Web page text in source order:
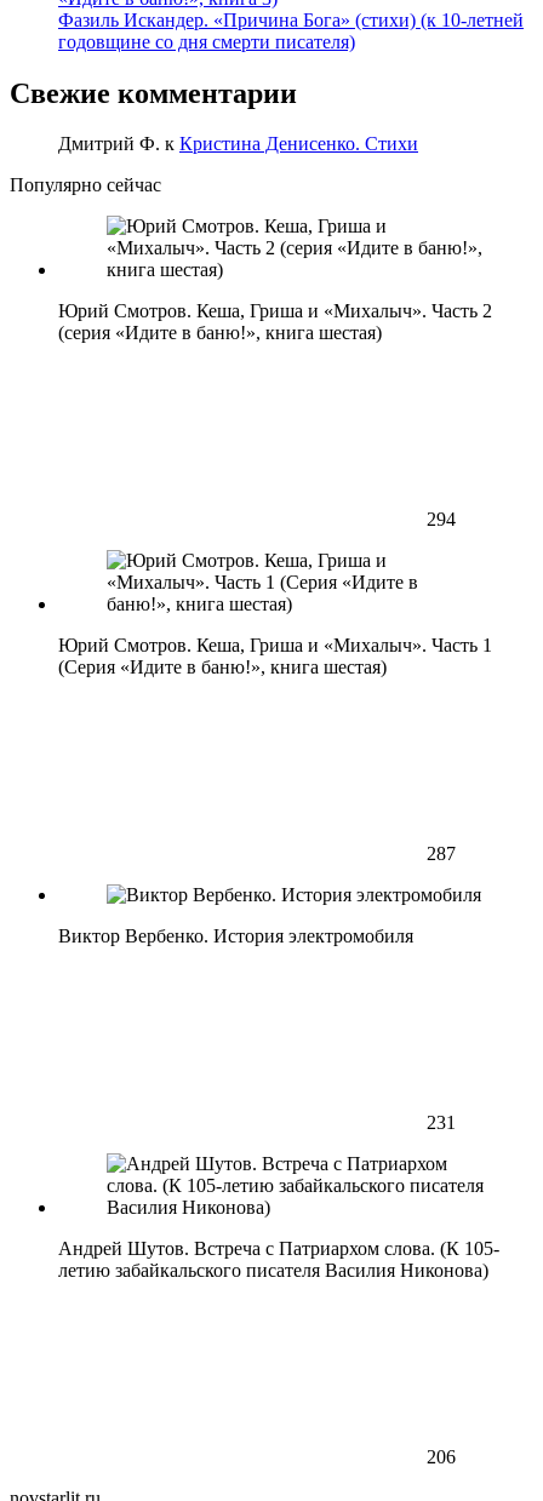
Фазиль Искандер. «Причина Бога» (стихи) (к 10-летней
годовщине со дня смерти писателя)
Свежие комментарии
Дмитрий Ф. к Кристина Денисенко. Стихи
Популярно сейчас
Юрий Смотров. Кеша, Гриша и «Михалыч». Часть 2
(серия «Идите в баню!», книга шестая)
294
Юрий Смотров. Кеша, Гриша и «Михалыч». Часть 1
(Серия «Идите в баню!», книга шестая)
287
Виктор Вербенко. История электромобиля
231
Андрей Шутов. Встреча с Патриархом слова. (К 105-
летию забайкальского писателя Василия Никонова)
206